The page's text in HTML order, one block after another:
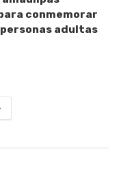
conmemorar
personas adultas